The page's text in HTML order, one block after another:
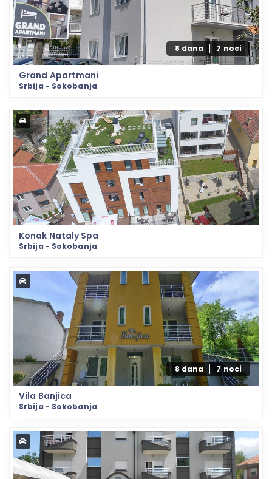
8 dana 7 noci
Grand Apartmani
Srbija - Sokobanja
Konak Nataly Spa
Srbija - Sokobanja
8 dana 7 noci
Vila Banjica
Srbija - Sokobanja